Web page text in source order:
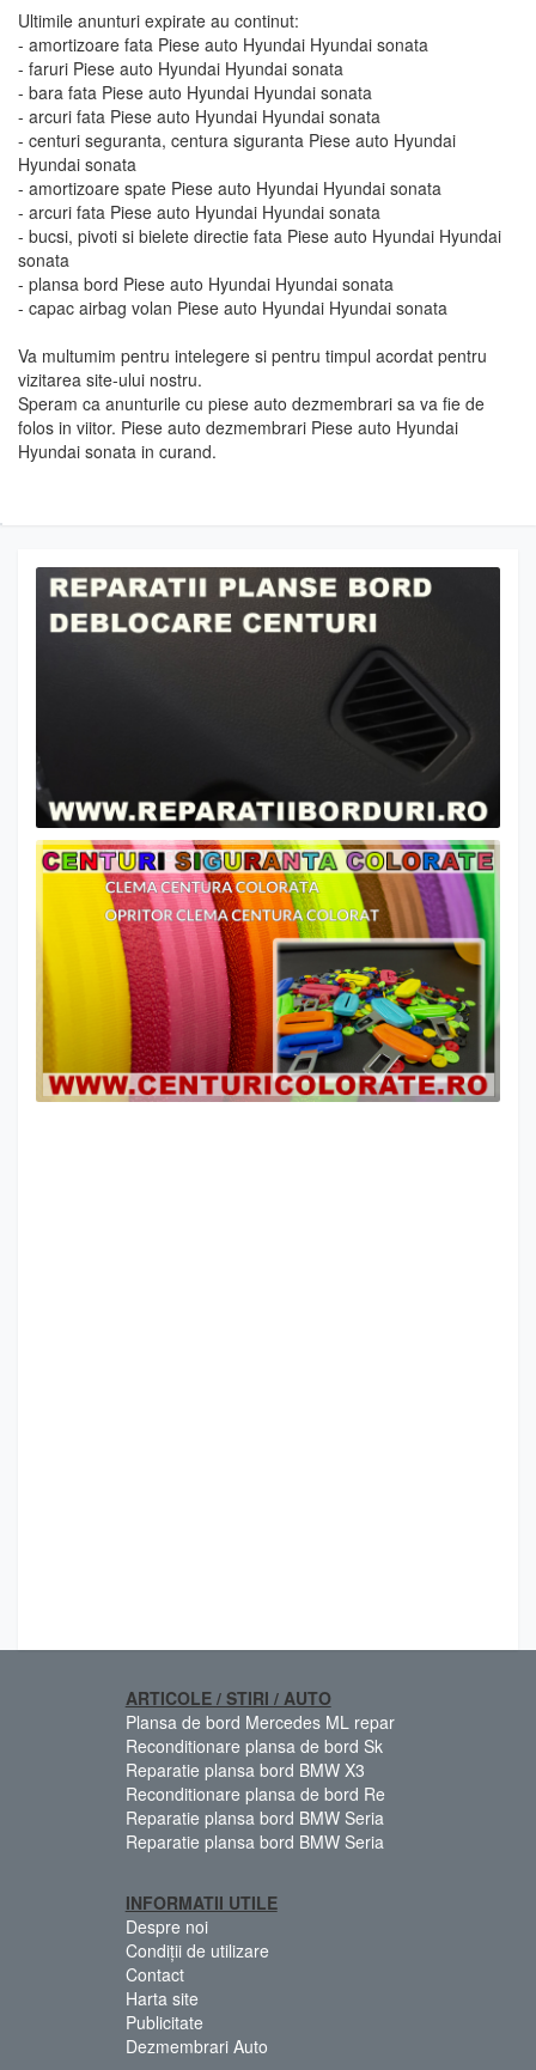
Ultimile anunturi expirate au continut:
- amortizoare fata Piese auto Hyundai Hyundai sonata
- faruri Piese auto Hyundai Hyundai sonata
- bara fata Piese auto Hyundai Hyundai sonata
- arcuri fata Piese auto Hyundai Hyundai sonata
- centuri seguranta, centura siguranta Piese auto Hyundai
Hyundai sonata
- amortizoare spate Piese auto Hyundai Hyundai sonata
- arcuri fata Piese auto Hyundai Hyundai sonata
- bucsi, pivoti si bielete directie fata Piese auto Hyundai Hyundai
sonata
- plansa bord Piese auto Hyundai Hyundai sonata
- capac airbag volan Piese auto Hyundai Hyundai sonata
Va multumim pentru intelegere si pentru timpul acordat pentru
vizitarea site-ului nostru.
Speram ca anunturile cu piese auto dezmembrari sa va fie de
folos in viitor. Piese auto dezmembrari Piese auto Hyundai
Hyundai sonata in curand.
ARTICOLE / STIRI / AUTO
Plansa de bord Mercedes ML repar
Reconditionare plansa de bord Sk
Reparatie plansa bord BMW X3
Reconditionare plansa de bord Re
Reparatie plansa bord BMW Seria
Reparatie plansa bord BMW Seria
INFORMATII UTILE
Despre noi
Condiții de utilizare
Contact
Harta site
Publicitate
Dezmembrari Auto